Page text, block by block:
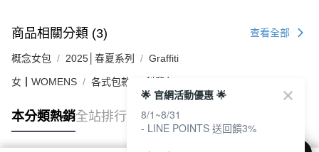
商品相關分類 (3) 查看全部
概念女包 2025│春夏系列 Graffiti
女┃WOMENS 各式包款 斜背包
本分類熱銷全站排行
🌟 官網活動優惠 🌟
8/1~8/31
- LINE POINTS 送回饋3%